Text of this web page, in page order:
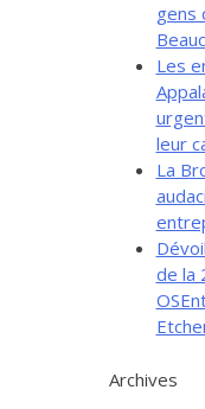
gens
Les
leur
La
de la
Archives